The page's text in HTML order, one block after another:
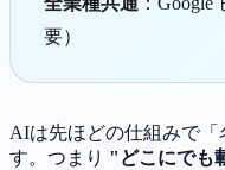
要）
AIは先ほどの仕組みで「
す。つまり "どこにでも